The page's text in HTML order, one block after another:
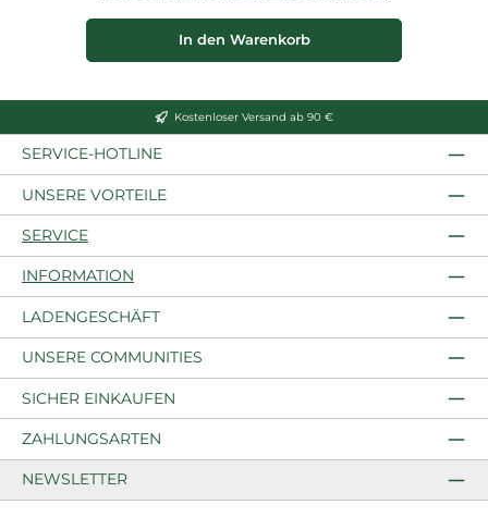
In den Warenkorb
Kostenloser Versand ab 90 €
SERVICE-HOTLINE
UNSERE VORTEILE
SERVICE
INFORMATION
LADENGESCHÄFT
UNSERE COMMUNITIES
SICHER EINKAUFEN
ZAHLUNGSARTEN
NEWSLETTER